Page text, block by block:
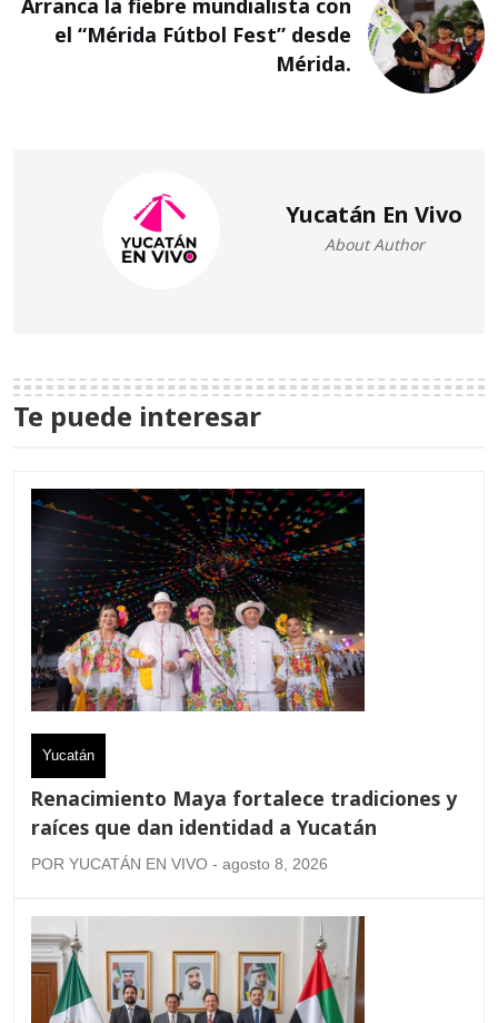
Arranca la fiebre mundialista con
el “Mérida Fútbol Fest” desde
Mérida.
Yucatán En Vivo
About Author
Te puede interesar
Yucatán
Renacimiento Maya fortalece tradiciones y
raíces que dan identidad a Yucatán
POR YUCATÁN EN VIVO - agosto 8, 2026